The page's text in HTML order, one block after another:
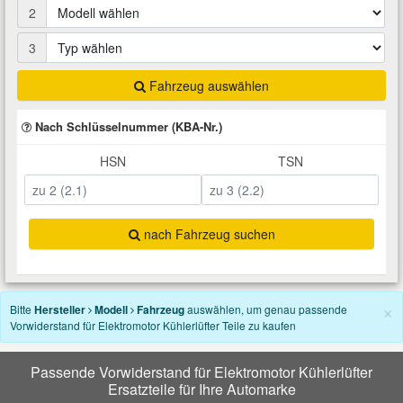
2
3
Fahrzeug auswählen
Nach Schlüsselnummer (KBA-Nr.)
HSN TSN
nach Fahrzeug suchen
×
Bitte Hersteller Modell Fahrzeugauswählen, um genau passende
Vorwiderstand für Elektromotor Kühlerlüfter Teile zu kaufen
Passende Vorwiderstand für Elektromotor Kühlerlüfter
Ersatzteile für Ihre Automarke
Heizung und Klimaanlage
Kraftstoffsystem
Kühlung
Lenkung
Motor
Karosserieteile
Räder und Reifen
Riementrieb
Montage
Reiniger
Rostlöser
Scheibenkleber
Schmiermittel
Total Motoröle
Druckluft Werkzeuge
Fahrwerk Werkzeuge
Halterung Abgasstrang
Handwerkzeuge
Kfz Spezialwerkzeuge
Leitungsverbinder
Motortechnik Werkzeuge
Prüf- und Messwerkzeuge
Glühlampen
Kfz-Pflege
Kofferraumwanne
Ladetechnik für Elektroautos
Marderschutz
Nachrüstwischer
Pannenhilfe
Reifen Zubehör
VW Ersatzteile
Abarth Ersatzteile
Alfa Romeo Ersatzteile
Audi Ersatzteile
BMW Ersatzteile
Chevrolet Ersatzteile
Chrysler Ersatzteile
Cupra Ersatzteile